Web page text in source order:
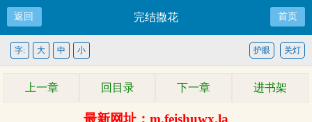
返回 完结撒花 首页
关灯
护眼
字: 大 中 小
上一章 回目录 下一章 进书架
最新网址：m.feishuwx.la